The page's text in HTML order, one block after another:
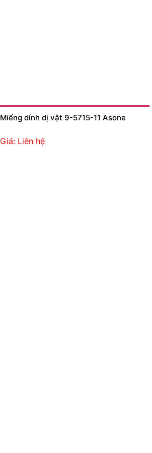
Miếng dính dị vật 9-5715-11 Asone
Giá: Liên hệ